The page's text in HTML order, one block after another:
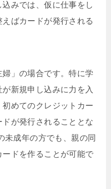
みでは、仮に仕事をし
ばカードが発行される
」の場合です。特に学
新規申し込みに力を入
めてのクレジットカー
が発行されることとな
未成年の方でも、親の同
ドを作ることが可能で